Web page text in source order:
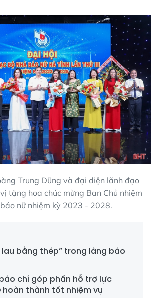
Trung Dũng và đại diện lãnh đạo
tặng hoa chúc mừng Ban Chủ nhiệm
nữ nhiệm kỳ 2023 - 2028.
lau bằng thép” trong làng báo
chí góp phần hỗ trợ lực
hoàn thành tốt nhiệm vụ